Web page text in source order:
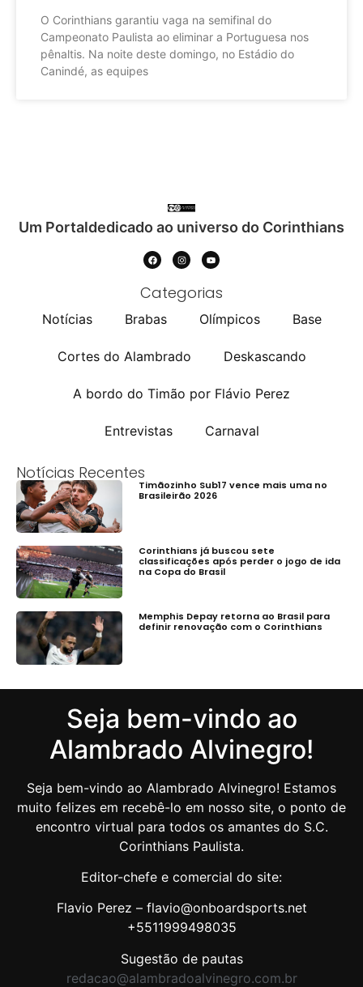
O Corinthians garantiu vaga na semifinal do
Campeonato Paulista ao eliminar a Portuguesa nos
pênaltis. Na noite deste domingo, no Estádio do
Canindé, as equipes
Um Portaldedicado ao universo do Corinthians
Categorias
Notícias Brabas Olímpicos Base
Cortes do Alambrado Deskascando
A bordo do Timão por Flávio Perez
Entrevistas Carnaval
Notícias Recentes
Timãozinho Sub17 vence mais uma no
Brasileirão 2026
Corinthians já buscou sete
classificações após perder o jogo de ida
na Copa do Brasil
Memphis Depay retorna ao Brasil para
definir renovação com o Corinthians
Seja bem-vindo ao
Alambrado Alvinegro!
Seja bem-vindo ao Alambrado Alvinegro! Estamos
muito felizes em recebê-lo em nosso site, o ponto de
encontro virtual para todos os amantes do S.C.
Corinthians Paulista.
Editor-chefe e comercial do site:
Flavio Perez – flavio@onboardsports.net
+5511999498035
Sugestão de pautas
redacao@alambradoalvinegro.com.br